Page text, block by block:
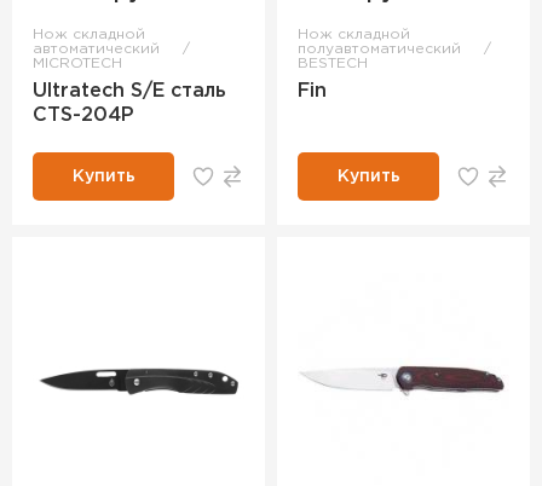
Нож складной
автоматический
MICROTECH
Ultratech S/E сталь
CTS-204P
Купить
Нож складной
полуавтоматический
BESTECH
Fin
Купить